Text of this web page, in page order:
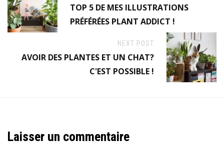
TOP 5 DE MES ILLUSTRATIONS
PRÉFÉRÉES PLANT ADDICT !
NEXT POST
AVOIR DES PLANTES ET UN CHAT?
C'EST POSSIBLE !
Laisser un commentaire